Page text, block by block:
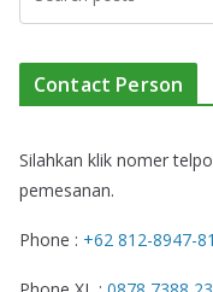
Contact Person
Silahkan klik nomer
pemesanan.
Phone : +62 812-8947-